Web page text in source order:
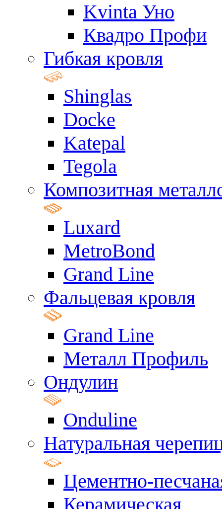
Kvinta Уно
Квадро Профи
Гибкая кровля
Shinglas
Docke
Katepal
Tegola
Композитная
Luxard
MetroBond
Grand Line
Фальцевая кровля
Grand Line
Металл Профиль
Ондулин
Onduline
Натуральная
Цементно-
Керамическая